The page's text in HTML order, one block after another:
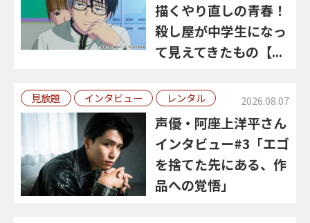
描くやり直しの青春！
殺し屋が中学生になっ
て見えてきたもの【...
見放題 インタビュー レンタル 2026.08.07
声優・阿座上洋平さん
インタビュー#3「エゴ
を捨てた先にある、作
品への覚悟」